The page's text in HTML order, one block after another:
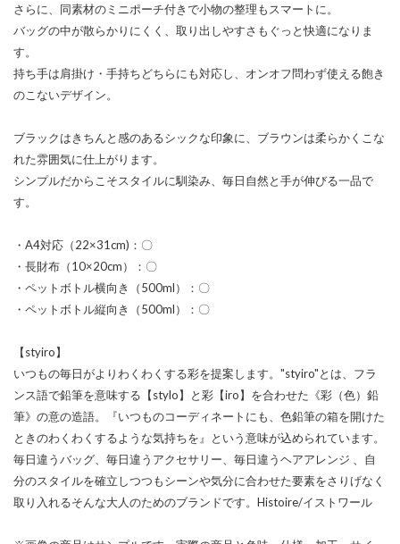
さらに、同素材のミニポーチ付きで小物の整理もスマートに。
バッグの中が散らかりにくく、取り出しやすさもぐっと快適になりま
す。
持ち手は肩掛け・手持ちどちらにも対応し、オンオフ問わず使える飽き
のこないデザイン。
ブラックはきちんと感のあるシックな印象に、ブラウンは柔らかくこな
れた雰囲気に仕上がります。
シンプルだからこそスタイルに馴染み、毎日自然と手が伸びる一品で
す。
・A4対応（22×31cm)：〇
・長財布（10×20cm）：〇
・ペットボトル横向き（500ml）：〇
・ペットボトル縦向き（500ml）：〇
【styiro】
いつもの毎日がよりわくわくする彩を提案します。"styiro"とは、フラ
ンス語で鉛筆を意味する【stylo】と彩【iro】を合わせた《彩（色）鉛
筆》の意の造語。『いつものコーディネートにも、色鉛筆の箱を開けた
ときのわくわくするような気持ちを』という意味が込められています。
毎日違うバッグ、毎日違うアクセサリー、毎日違うヘアアレンジ 、自
分のスタイルを確立しつつもシーンや気分に合わせた要素をさりげなく
取り入れるそんな大人のためのブランドです。Histoire/イストワール